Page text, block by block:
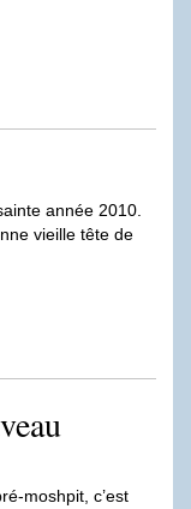
année 2010.
vieille tête de
moshpit, c’est